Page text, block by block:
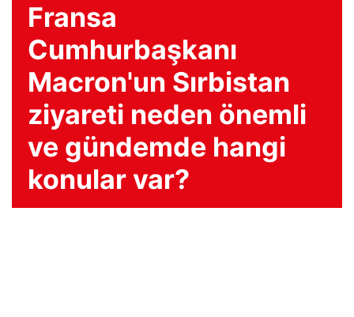
Fransa
Cumhurbaşkanı
Macron'un Sırbistan
ziyareti neden önemli
ve gündemde hangi
konular var?